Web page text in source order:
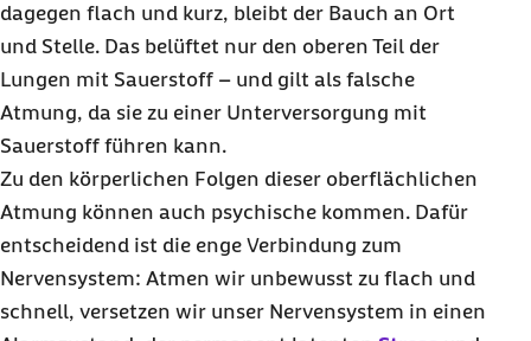
dagegen flach und kurz, bleibt der Bauch an Ort
und Stelle. Das belüftet nur den oberen Teil der
Lungen mit Sauerstoff – und gilt als falsche
Atmung, da sie zu einer Unterversorgung mit
Sauerstoff führen kann.
Zu den körperlichen Folgen dieser oberflächlichen
Atmung können auch psychische kommen. Dafür
entscheidend ist die enge Verbindung zum
Nervensystem: Atmen wir unbewusst zu flach und
schnell, versetzen wir unser Nervensystem in einen